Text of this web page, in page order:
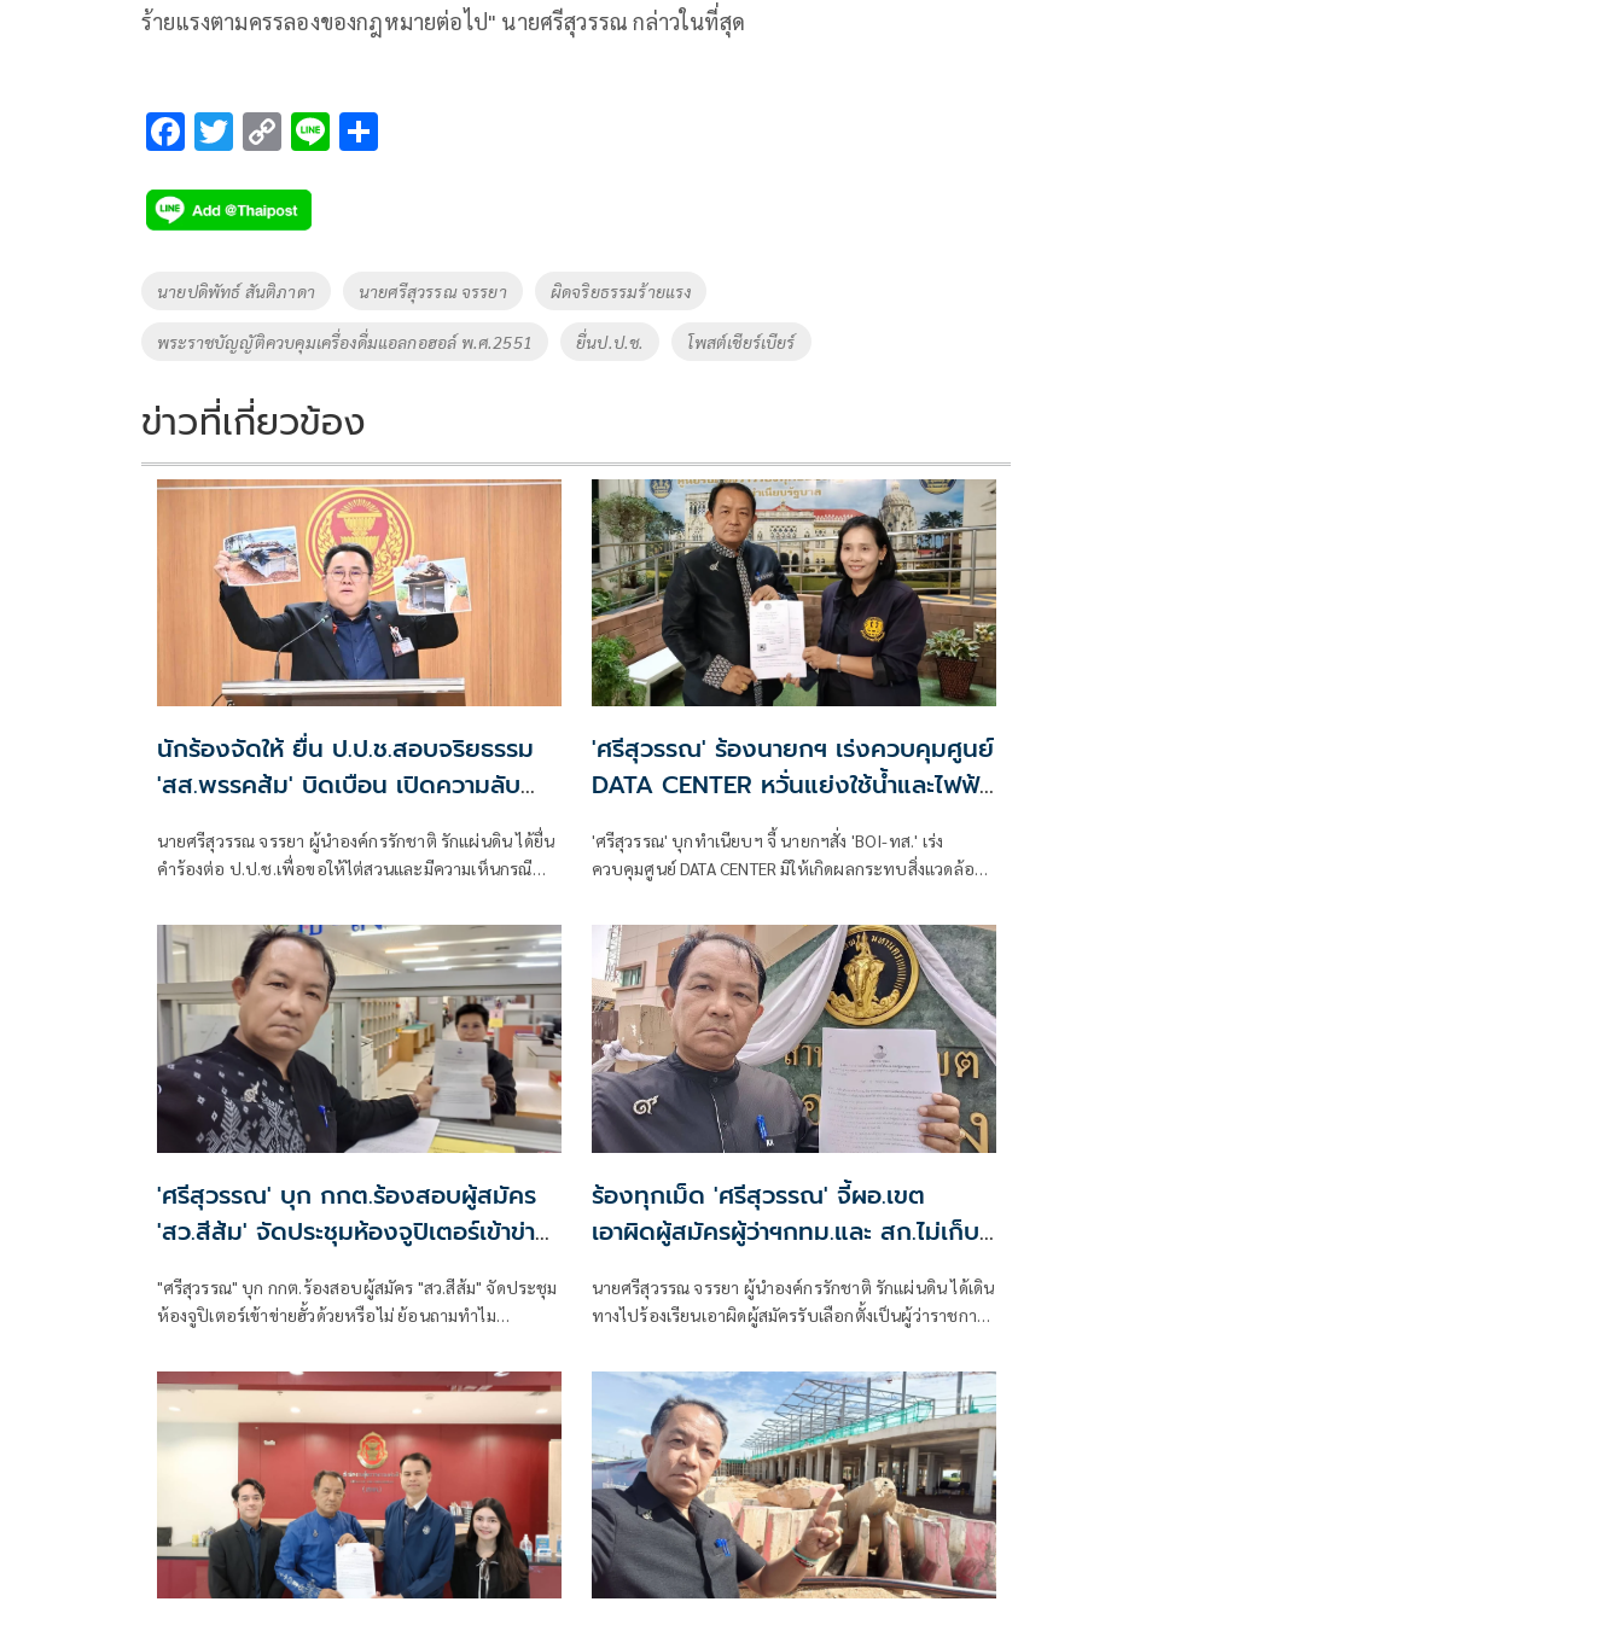
ร้ายแรงตามครรลองของกฎหมายต่อไป" นายศรีสุวรรณ กล่าวในที่สุด
F
e
b
o
k
T
tt
er
C
p
y
Li
k
Li
Tags
นายปดิพัทธ์ สันติภาดา นายศรีสุวรรณ จรรยา ผิดจริยธรรมร้ายแรง
พระราชบัญญัติควบคุมเครื่องดื่มแอลกอฮอล์ พ.ศ.2551 ยื่นป.ป.ช. โพสต์เชียร์เบียร์
ข่าวที่เกี่ยวข้อง
นักร้องจัดให้ ยื่น ป.ป.ช.สอบจริยธรรม
'สส.พรรคส้ม' บิดเบือน เปิดความลับ
นายศรีสุวรรณ จรรยา ผู้นำองค์กรรักชาติ รักแผ่นดิน ได้ยื่น
คำร้องต่อ ป.ป.ช.เพื่อขอให้ไต่สวนและมีความเห็นกรณี
บิดเบือนข้อเท็จจริงเกี่ยวกับบังเกอร์ทหารในพื้นที่จันทบุรี-
ตราดราคา 50,000 บาทต่อหน่วย
'ศรีสุวรรณ' ร้องนายกฯ เร่งควบคุมศูนย์
DATA CENTER หวั่นแย่งใช้น้ำและไฟฟ้า
'ศรีสุวรรณ' บุกทำเนียบฯ จี้ นายกฯสั่ง 'BOI-ทส.' เร่ง
ควบคุมศูนย์ DATA CENTER มิให้เกิดผลกระทบสิ่งแวดล้อม
เพิกเฉยร้องศาลปกครอง
'ศรีสุวรรณ' บุก กกต.ร้องสอบผู้สมัคร
'สว.สีส้ม' จัดประชุมห้องจูปิเตอร์เข้าข่าย
"ศรีสุวรรณ" บุก กกต.ร้องสอบผู้สมัคร "สว.สีส้ม" จัดประชุม
ห้องจูปิเตอร์เข้าข่ายฮั้วด้วยหรือไม่ ย้อนถามทำไม
"ทำงานร่วมกัน" หรือ "จัดตั้ง" แต่พอเป็นฝ่ายตรงข้ามกลับ
รีบใช้คำว่า "ฮั้ว" ยันต้องใช้มาตรฐานเดียวกันกับทุกฝ่าย
ร้องทุกเม็ด 'ศรีสุวรรณ' จี้ผอ.เขต
เอาผิดผู้สมัครผู้ว่าฯกทม.และ สก.ไม่เก็บ
นายศรีสุวรรณ จรรยา ผู้นำองค์กรรักชาติ รักแผ่นดิน ได้เดิน
ทางไปร้องเรียนเอาผิดผู้สมัครรับเลือกตั้งเป็นผู้ว่าราชการ
กรุงเทพมหานครร (สก.) ที่ไม่ยอมเก็บป้ายหาเสียงของตน